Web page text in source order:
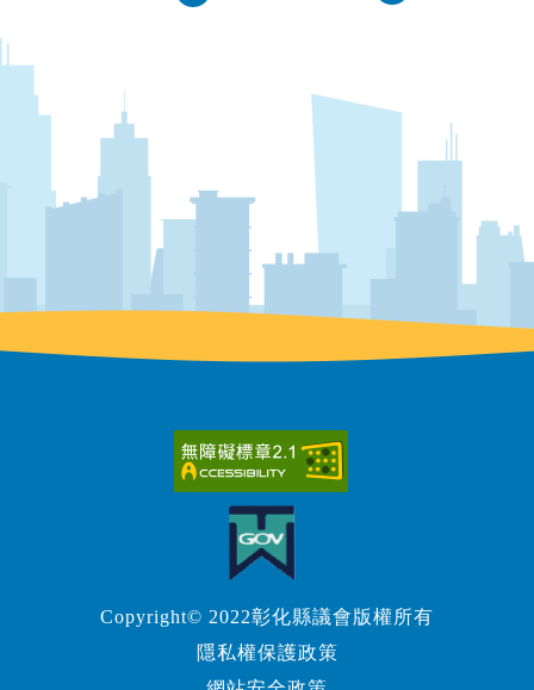
Copyright© 2022彰化縣議會版權所有
隱私權保護政策